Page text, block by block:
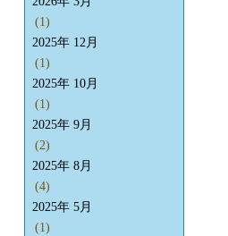
(1)
2025年 12月
(1)
2025年 10月
(1)
2025年 9月
(2)
2025年 8月
(4)
2025年 5月
(1)